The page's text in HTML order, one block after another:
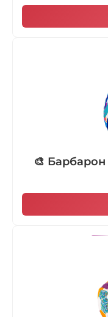
🎨